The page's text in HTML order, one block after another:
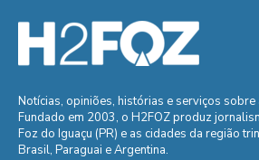
Notícias, opiniões, histórias e serviços sobre
Fundado em 2003, o H2FOZ produz
Foz do Iguaçu (PR) e as cidades da região
Brasil, Paraguai e Argentina.